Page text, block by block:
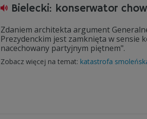
Bielecki: konserwator
Zdaniem architekta argument
Prezydenckim jest zamknięta w sensie
nacechowany partyjnym piętnem".
Zobacz więcej na temat: katastrofa